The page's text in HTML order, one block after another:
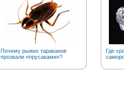
Почему рыжих тараканов
прозвали «прусаками»?
Где